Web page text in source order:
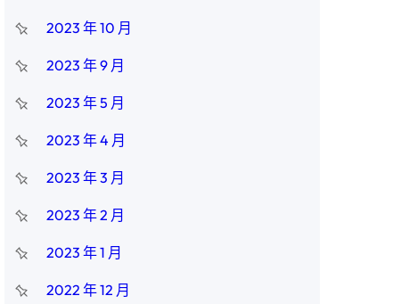
2023 年 10 月
2023 年 9 月
2023 年 5 月
2023 年 4 月
2023 年 3 月
2023 年 2 月
2023 年 1 月
2022 年 12 月